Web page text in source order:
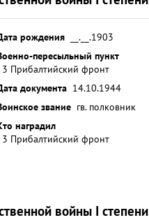
рождения
__.__.1903
пересыльный пункт
3 Прибалтийский фронт
документа 14.10.1944
звание гв. полковник
наградил
3 Прибалтийский фронт
войны I степени